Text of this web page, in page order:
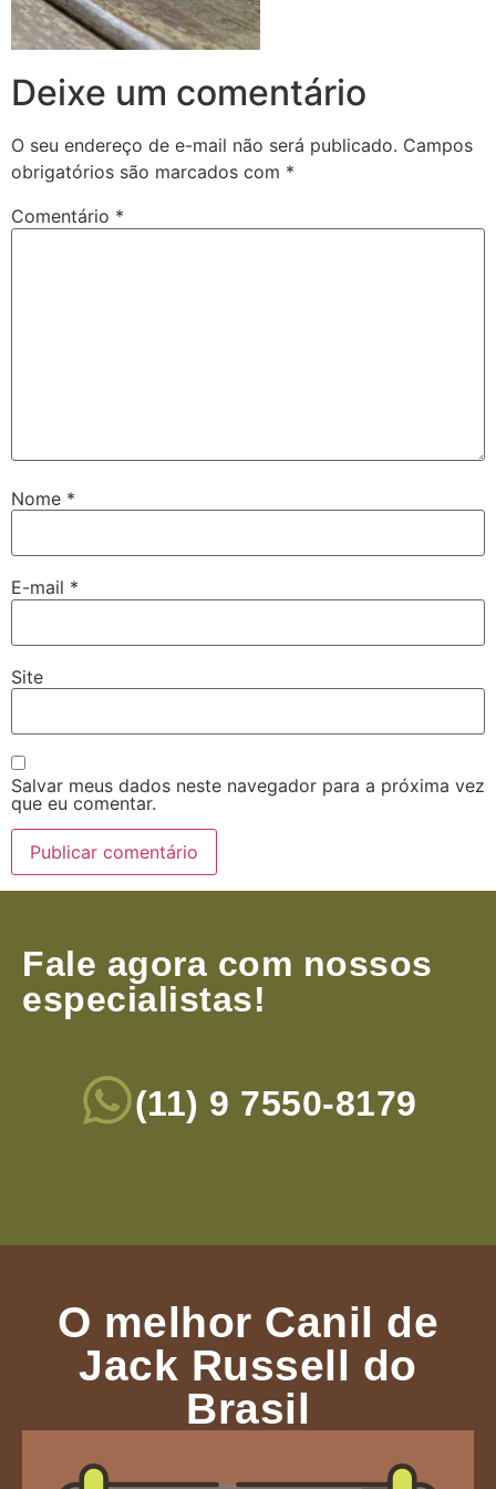
Deixe um comentário
O seu endereço de e-mail não será publicado. Campos
obrigatórios são marcados com *
Comentário *
Nome *
E-mail *
Site
Salvar meus dados neste navegador para a próxima vez
que eu comentar.
Fale agora com nossos
especialistas!
(11) 9 7550-8179
O melhor Canil de
Jack Russell do
Brasil